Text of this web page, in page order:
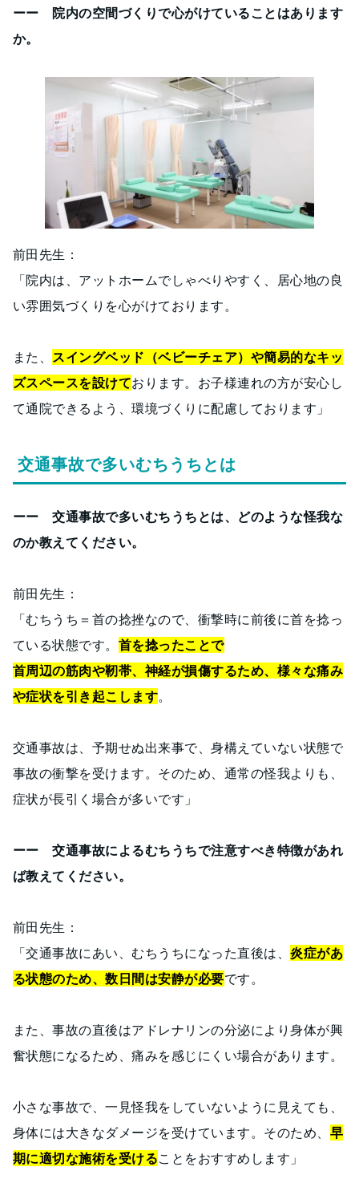
ーー 院内の空間づくりで心がけていることはあります
か。
前田先生：
「院内は、アットホームでしゃべりやすく、居心地の良
い雰囲気づくりを心がけております。
また、 スイングベッド（ベビーチェア）や簡易的なキッ
ズスペースを設けております。お子様連れの方が安心し
て通院できるよう、環境づくりに配慮しております」
交通事故で多いむちうちとは
ーー 交通事故で多いむちうちとは、どのような怪我な
のか教えてください。
前田先生：
「むちうち＝首の捻挫なので、衝撃時に前後に首を捻っ
ている状態です。 首を捻ったことで
首周辺の筋肉や靭帯、神経が損傷するため、様々な痛み
や症状を引き起こします。
交通事故は、予期せぬ出来事で、身構えていない状態で
事故の衝撃を受けます。そのため、通常の怪我よりも、
症状が長引く場合が多いです」
ーー 交通事故によるむちうちで注意すべき特徴があれ
ば教えてください。
前田先生：
「交通事故にあい、むちうちになった直後は、炎症があ
る状態のため、数日間は安静が必要です。
また、事故の直後はアドレナリンの分泌により身体が興
奮状態になるため、痛みを感じにくい場合があります。
小さな事故で、一見怪我をしていないように見えても、
身体には大きなダメージを受けています。そのため、 早
期に適切な施術を受けることをおすすめします」